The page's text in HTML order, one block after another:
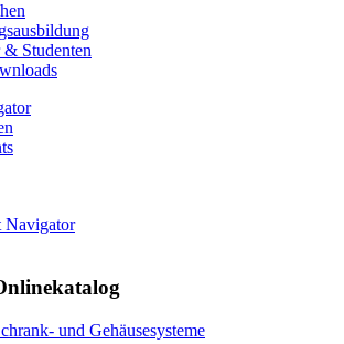
& Studenten
Navigator
und Gehäusesysteme